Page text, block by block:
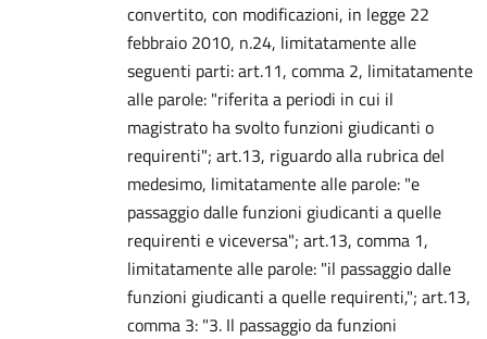
convertito, con modificazioni, in legge 22
febbraio 2010, n.24, limitatamente alle
seguenti parti: art.11, comma 2, limitatamente
alle parole: "riferita a periodi in cui il
magistrato ha svolto funzioni giudicanti o
requirenti"; art.13, riguardo alla rubrica del
medesimo, limitatamente alle parole: "e
passaggio dalle funzioni giudicanti a quelle
requirenti e viceversa"; art.13, comma 1,
limitatamente alle parole: "il passaggio dalle
funzioni giudicanti a quelle requirenti,"; art.13,
comma 3: "3. Il passaggio da funzioni